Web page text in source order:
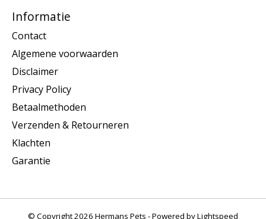
Informatie
Contact
Algemene voorwaarden
Disclaimer
Privacy Policy
Betaalmethoden
Verzenden & Retourneren
Klachten
Garantie
© Copyright 2026 Hermans Pets - Powered byLightspeed